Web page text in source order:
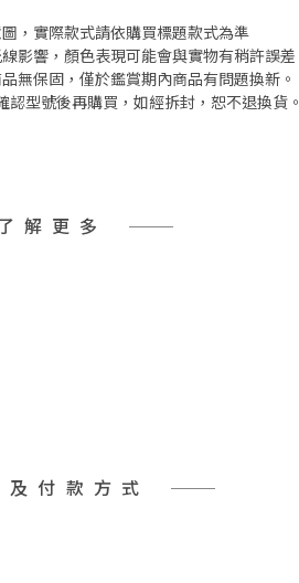
，實際款式請依購買標題款式為準
響，顏色表現可能會與實物有稍許誤差
保固，僅於鑑賞期內商品有問題換新。
型號後再購買，如經拆封，恕不退換貨
解更多
及付款方式